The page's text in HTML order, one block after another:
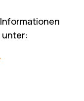
unter: